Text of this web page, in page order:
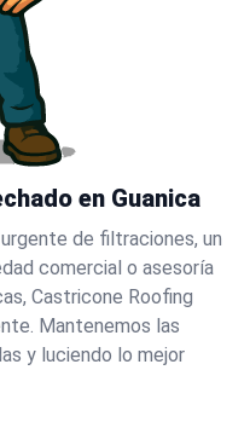
en Guanica
de filtraciones, un
comercial o asesoría
Castricone Roofing
Mantenemos las
y luciendo lo mejor